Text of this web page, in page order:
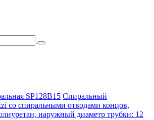
SP128B15 Спиральный
со спиральными отводами концов,
наружный диаметр трубки: 12